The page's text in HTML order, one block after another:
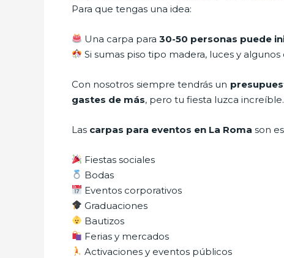
Para que tengas una idea:
Una carpa para30-50 personas puede
Si sumas piso tipo madera, luces y
Con nosotros siempre tendrás un
gastes de más, pero tu fiesta luzca increíble.
Las carpas para eventos en La Roma son
Fiestas sociales
Bodas
Eventos corporativos
Graduaciones
Bautizos
Ferias y mercados
Activaciones y eventos públicos